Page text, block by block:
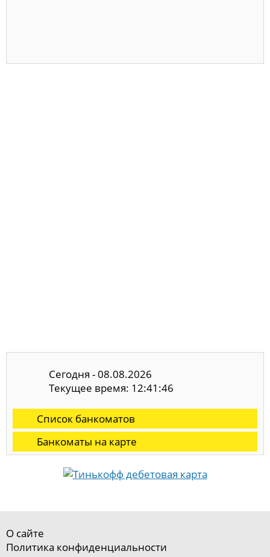
Сегодня - 08.08.2026
Текущее время: 12:41:47
Список банкоматов
Банкоматы на карте
О сайте
Политика конфиденциальности